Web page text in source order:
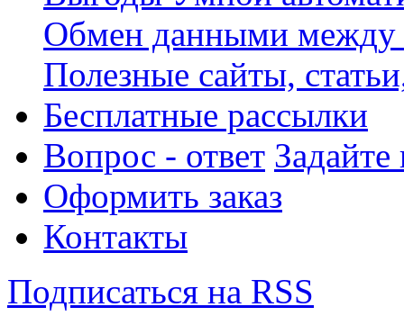
Обмен данными между
Полезные сайты,
Бесплатные рассылки
Вопрос - ответ
Оформить заказ
Контакты
Подписаться на RSS